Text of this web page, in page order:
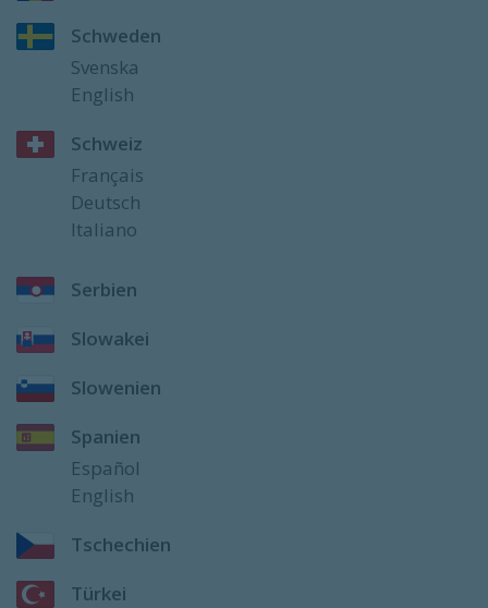
Schweden
Svenska
English
Schweiz
Français
Deutsch
Italiano
Serbien
Slowakei
Slowenien
Spanien
Español
English
Tschechien
Türkei